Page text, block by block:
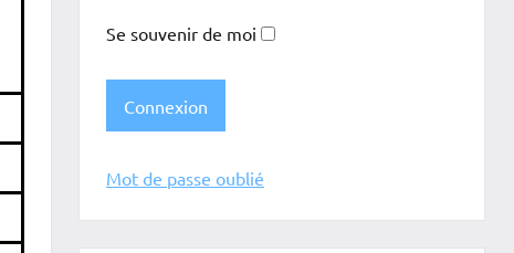
Se souvenir de moi
Mot de passe oublié